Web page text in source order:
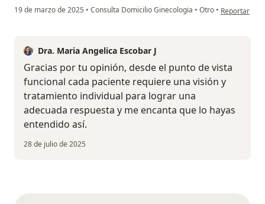
19 de marzo de 2025 • Consulta Domicilio Ginecologia • Otro • en opinión
Reportar
Dra. Maria Angelica Escobar J
Gracias por tu opinión, desde el punto de vista
funcional cada paciente requiere una visión y
tratamiento individual para lograr una
adecuada respuesta y me encanta que lo hayas
entendido así.
28 de julio de 2025